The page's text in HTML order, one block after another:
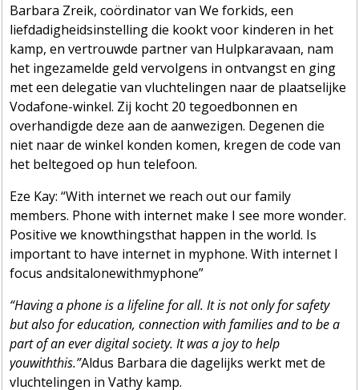
Barbara Zreik, coördinator van We forkids, een
liefdadigheidsinstelling die kookt voor kinderen in het
kamp, en vertrouwde partner van Hulpkaravaan, nam
het ingezamelde geld vervolgens in ontvangst en ging
met een delegatie van vluchtelingen naar de plaatselijke
Vodafone-winkel. Zij kocht 20 tegoedbonnen en
overhandigde deze aan de aanwezigen. Degenen die
niet naar de winkel konden komen, kregen de code van
het beltegoed op hun telefoon.
Eze Kay: “With internet we reach out our family
members. Phone with internet make I see more wonder.
Positive we knowthingsthat happen in the world. Is
important to have internet in myphone. With internet I
focus andsitalonewithmyphone”
“Having a phone is a lifeline for all. It is not only for safety
but also for education, connection with families and to be a
part of an ever digital society.It was a joy to help
youwiththis.”Aldus Barbara die dagelijks werkt met de
vluchtelingen in Vathy kamp.